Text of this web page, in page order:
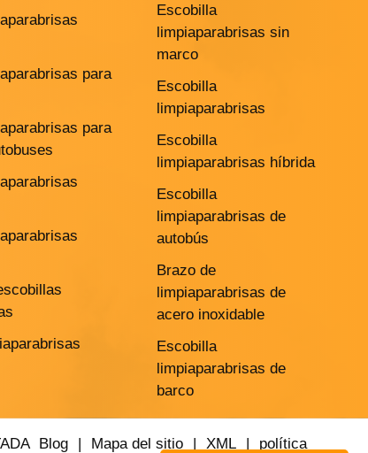
para
para
Escobilla
limpiaparabrisas sin
marco
Escobilla
limpiaparabrisas
Escobilla
limpiaparabrisas híbrida
Escobilla
limpiaparabrisas de
autobús
Brazo de
limpiaparabrisas de
acero inoxidable
Escobilla
limpiaparabrisas de
barco
Blog | Mapa del sitio | XML | política